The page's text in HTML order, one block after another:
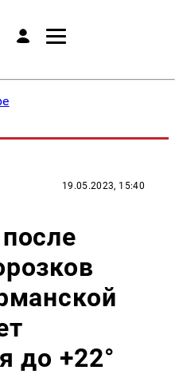
19.05.2023, 15:40
до +22°